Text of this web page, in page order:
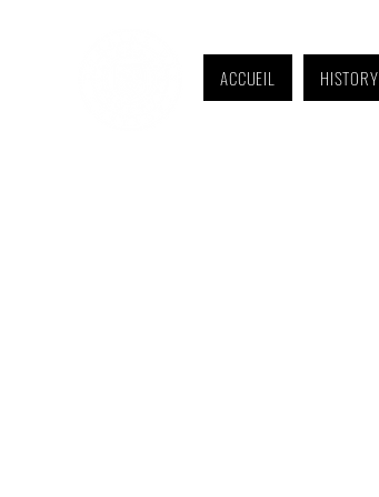
ACCUEIL HISTORY